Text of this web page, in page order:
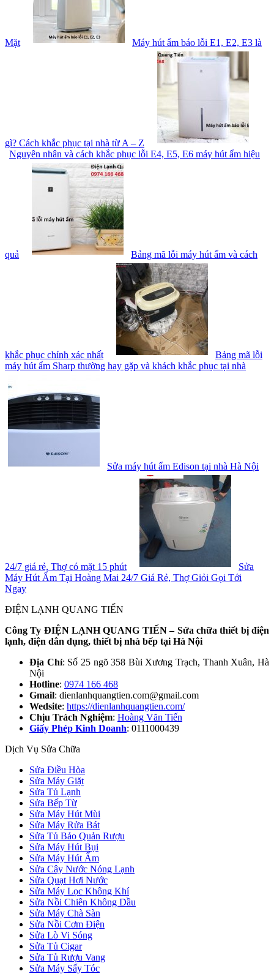
Mặt Máy hút ẩm báo lỗi E1, E2, E3 là
gì? Cách khắc phục tại nhà từ A – Z
Nguyên nhân và cách khắc phục lỗi E4, E5, E6 máy hút ẩm hiệu
quả Bảng mã lỗi máy hút ẩm và cách
khắc phục chính xác nhất
Bảng mã lỗi
máy hút ẩm Sharp thường hay gặp và khách khắc phục tại nhà
Sửa máy hút ẩm Edison tại nhà Hà Nội
24/7 giá rẻ, Thợ có mặt 15 phút
Sửa
Máy Hút Ẩm Tại Hoàng Mai 24/7 Giá Rẻ, Thợ Giỏi Gọi Tới
Ngay
ĐIỆN LẠNH QUANG TIẾN
Công Ty ĐIỆN LẠNH QUANG TIẾN – Sửa chữa thiết bị điện
lạnh, điện dân dụng, thiết bị nhà bếp tại Hà Nội
Địa Chỉ: Số 25 ngõ 358 Bùi Xương Trạch, Thanh Xuân, Hà
Nội
Hotline: 0974 166 468
Gmail: dienlanhquangtien.com@gmail.com
Wedsite: https://dienlanhquangtien.com/
Chịu Trách Nghiệm: Hoàng Văn Tiến
Giấy Phép Kinh Doanh: 0111000439
Dịch Vụ Sửa Chữa
Sửa Điều Hòa
Sửa Máy Giặt
Sửa Tủ Lạnh
Sửa Bếp Từ
Sửa Máy Hút Mùi
Sửa Máy Rửa Bát
Sửa Tủ Bảo Quản Rượu
Sửa Máy Hút Bụi
Sửa Máy Hút Ẩm
Sửa Cây Nước Nóng Lạnh
Sửa Quạt Hơi Nước
Sửa Máy Lọc Không Khí
Sửa Nồi Chiên Không Dầu
Sửa Máy Chà Sàn
Sửa Nồi Cơm Điện
Sửa Lò Vi Sóng
Sửa Tủ Cigar
Sửa Tủ Rượu Vang
Sửa Máy Sấy Tóc